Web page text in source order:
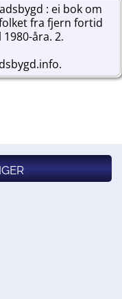
: ei bok om
fra fjern fortid
åra. 2.